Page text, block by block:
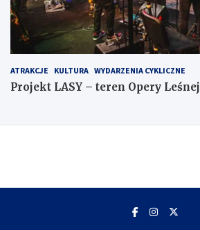
ATRAKCJE KULTURA WYDARZENIA CYKLICZNE
Projekt LASY – teren Opery Leśnej